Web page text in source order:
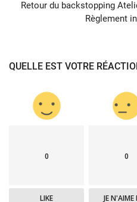
Retour du backstopping
Règlement
QUELLE EST VOTRE
0
LIKE
0
JE N'AIME